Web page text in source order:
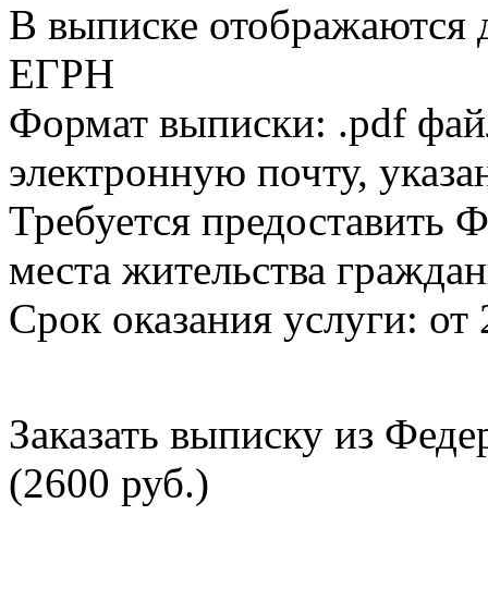
В выписке
ЕГРН
Формат выписки: .pdf
электронную почту,
Требуется
места жительства
Срок оказания услуги: от
Заказать выписку из
(2600 руб.)